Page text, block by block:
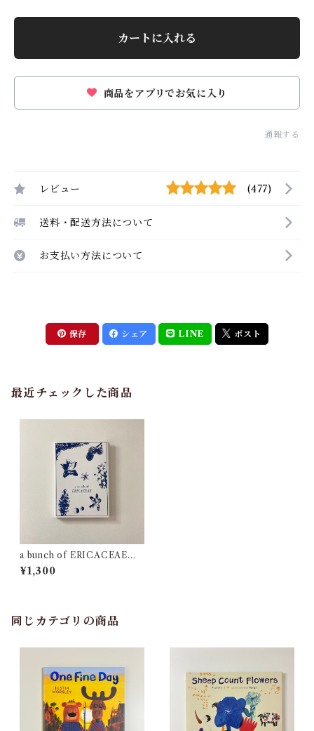
カートに入れる
商品をアプリでお気に入り
通報する
レビュー (477)
送料・配送方法について
お支払い方法について
保存 シェア LINE ポスト
最近チェックした商品
a bunch of ERICACEAE
（ツツジ科の植物）
¥1,300
同じカテゴリの商品